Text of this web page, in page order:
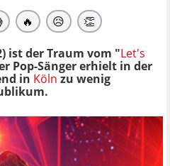
🔥 😥 👏
ist der Traum vom "Let's
Pop-Sänger erhielt in der
in Köln zu wenig